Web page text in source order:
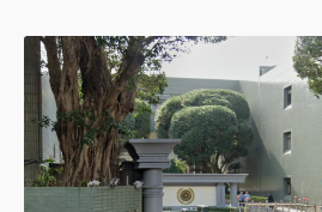
虛。